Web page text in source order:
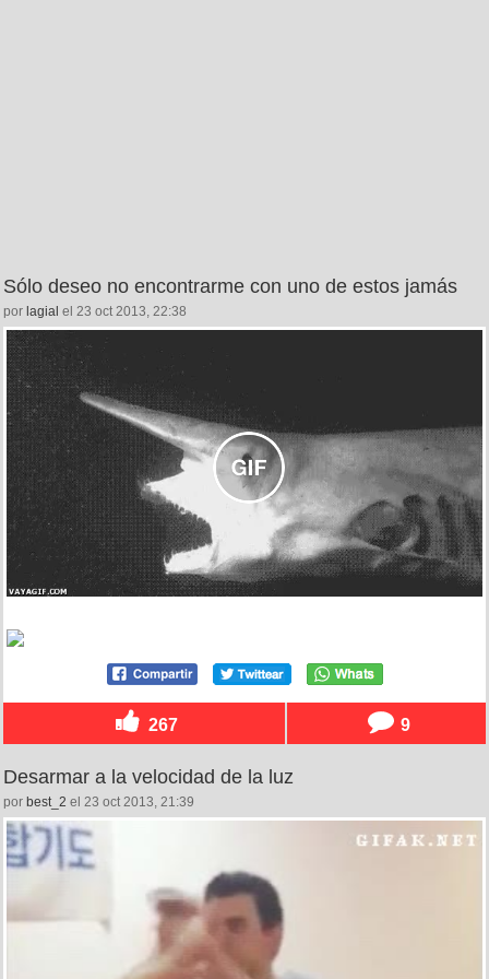
Sólo deseo no encontrarme con uno de estos jamás
por lagial el 23 oct 2013, 22:38
267 9
Desarmar a la velocidad de la luz
por best_2 el 23 oct 2013, 21:39